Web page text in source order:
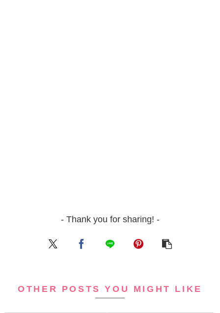
- Thank you for sharing! -
OTHER POSTS YOU MIGHT LIKE